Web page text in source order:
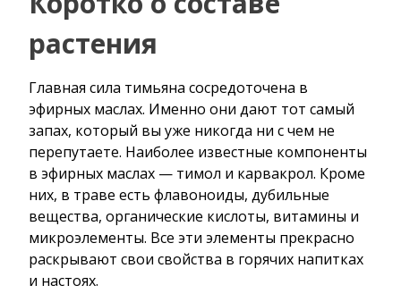
растения
Главная сила тимьяна сосредоточена в
эфирных маслах. Именно они дают тот самый
запах, который вы уже никогда ни с чем не
перепутаете. Наиболее известные компоненты
в эфирных маслах — тимол и карвакрол. Кроме
них, в траве есть флавоноиды, дубильные
вещества, органические кислоты, витамины и
микроэлементы. Все эти элементы прекрасно
раскрывают свои свойства в горячих напитках
и настоях.